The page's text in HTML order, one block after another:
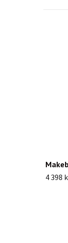
4 398